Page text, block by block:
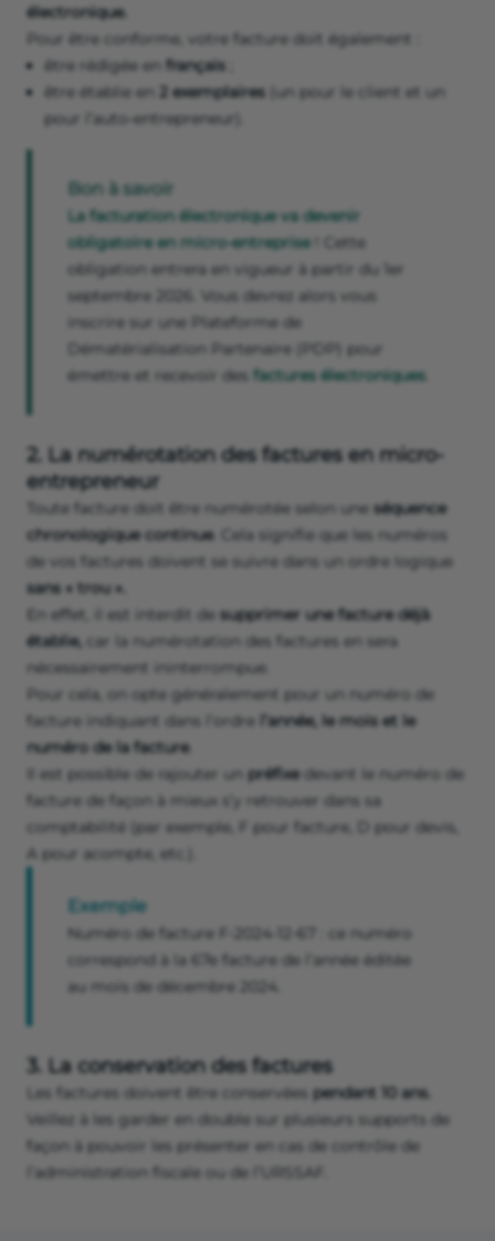
électronique.
Pour être conforme, votre facture doit également :
être rédigée en français
être établie en 2 exemplaires (un pour le client et un
pour l’auto-entrepreneur).
Bon à savoir
La facturation électronique va devenir
obligatoire en micro-entreprise! Cette
obligation entrera en vigueur à partir du 1er
septembre 2026. Vous devrez alors vous
inscrire sur une Plateforme de
Dématérialisation Partenaire (PDP) pour
émettre et recevoir des factures électroniques.
2. La numérotation des factures en micro-
entrepreneur
Toute facture doit être numérotée selon une séquence
chronologique continue. Cela signifie que les numéros
de vos factures doivent se suivre dans un ordre logique
sans « trou ».
En effet, il est interdit de supprimer une facture déjà
établie,
car la numérotation des factures en sera
nécessairement ininterrompue.
Pour cela, on opte généralement pour un numéro de
facture indiquant dans l’ordre
l’année, le mois et le
numéro de la facture.
Il est possible de rajouter un préfixedevant le numéro de
facture de façon à mieux s’y retrouver dans sa
comptabilité (par exemple, F pour facture, D pour devis,
A pour acompte, etc.).
Exemple
Numéro de facture F-2024-12-67 : ce numéro
correspond à la 67e facture de l’année éditée
au mois de décembre 2024.
3. La conservation des factures
Les factures doivent être conservées pendant 10 ans.
Veillez à les garder en double sur plusieurs supports de
façon à pouvoir les présenter en cas de contrôle de
l’administration fiscale ou de l’URSSAF.